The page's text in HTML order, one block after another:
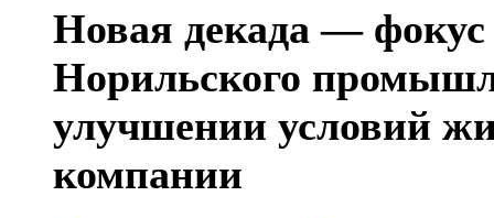
Новая декада — фокус
Норильского
улучшении условий
компании